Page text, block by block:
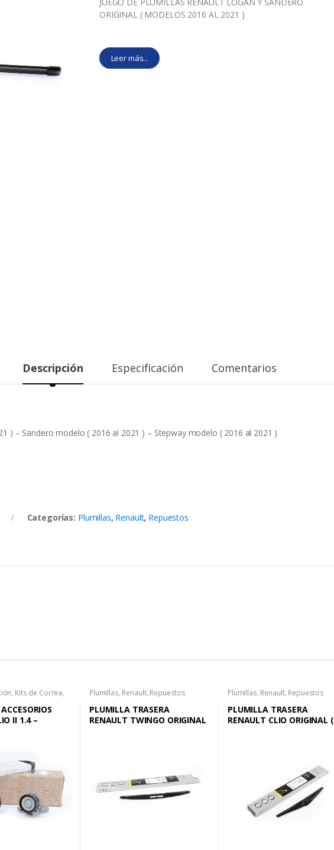
JUEGO DE PLUMILLAS RENAULT LOGAN Y SANDERO
ORIGINAL ( MODELOS 2016 AL 2021 )
Leer más...
Descripción Especificación Comentarios
) – Sandero modelo ( 2016 al 2021 ) – Stepway modelo ( 2016 al 2021 )
Categorías: Plumillas, Renault, Repuestos
, Kits de Correa,
II 1.4 –
Plumillas, Renault, Repuestos
PLUMILLA TRASERA
RENAULT TWINGO ORIGINAL
Plumillas, Renault, Repuestos
PLUMILLA TRASERA
RENAULT CLIO ORIGINAL (